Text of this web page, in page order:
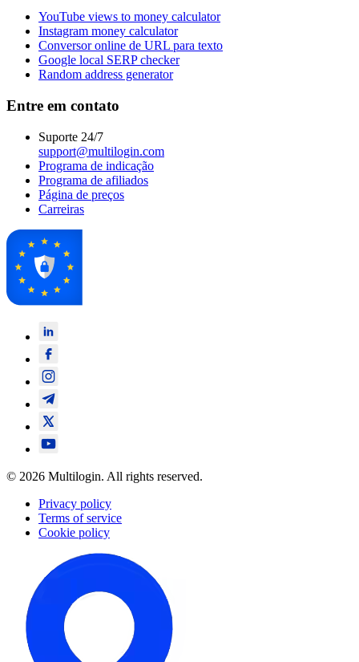
YouTube views to money calculator
Instagram money calculator
Conversor online de URL para texto
Google local SERP checker
Random address generator
Entre em contato
Suporte 24/7
support@multilogin.com
Programa de indicação
Programa de afiliados
Página de preços
Carreiras
© 2026 Multilogin. All rights reserved.
Privacy policy
Terms of service
Cookie policy